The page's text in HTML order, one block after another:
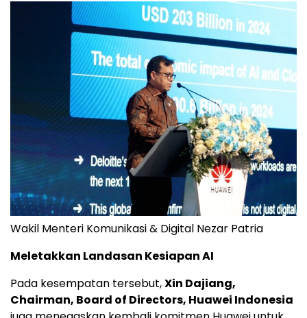
Wakil Menteri Komunikasi & Digital Nezar Patria
Meletakkan Landasan Kesiapan AI
Pada kesempatan tersebut,Xin Dajiang,
Chairman, Board of Directors, Huawei Indonesia